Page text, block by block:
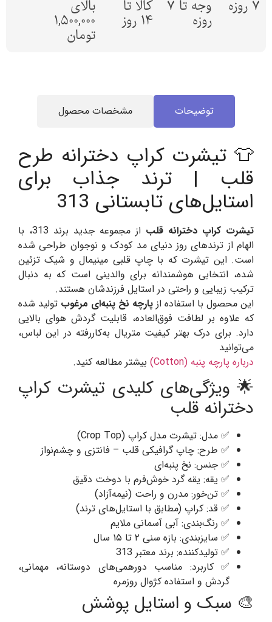
7 روزه وجه تا 7
روزه
کالا تا
14 روز
بالای
1,500,000
تومان
توضیحات مشخصات محصول
👕 تیشرت کراپ دخترانه طرح
قلب | ترند جذاب برای
استایل‌های تابستانی 313
تیشرت کراپ دخترانه قلب
از مجموعه جدید برند 313، با
الهام از ترندهای روز دنیای مد کودک و نوجوان طراحی شده
است. این تیشرت که با چاپ قلبی مینیمال و شیک تزئین
شده، انتخابی هوشمندانه برای والدینی است که به دنبال
ترکیب زیبایی و راحتی در استایل فرزندشان هستند.
این محصول با استفاده از پارچه نخ پنبه‌ای مرغوب تولید شده
که علاوه بر لطافت فوق‌العاده، قابلیت گردش هوای بالایی
دارد. برای درک بهتر کیفیت متریال به‌کاررفته در این لباس،
می‌توانید
درباره پارچه پنبه (Cotton)
بیشتر مطالعه کنید.
🌟 ویژگی‌های کلیدی تیشرت کراپ
دخترانه قلب
✅ مدل: تیشرت مدل کراپ (Crop Top)
✅ طرح: چاپ گرافیکی قلب – فانتزی و چشم‌نواز
✅ جنس: نخ پنبه‌ای
✅ یقه: یقه گرد خوش‌فرم با دوخت دقیق
✅ تن‌خور: مدرن و راحت (نیمه‌آزاد)
✅ قد: کراپ (مطابق با استایل‌های ترند)
✅ رنگ‌بندی: آبی آسمانی ملایم
✅ سایزبندی: بازه سنی ۲ تا ۱۵ سال
✅ تولیدکننده: برند معتبر 313
✅ کاربرد: مناسب دورهمی‌های دوستانه، مهمانی،
گردش و استفاده کژوال روزمره
🎨 سبک و استایل پوشش